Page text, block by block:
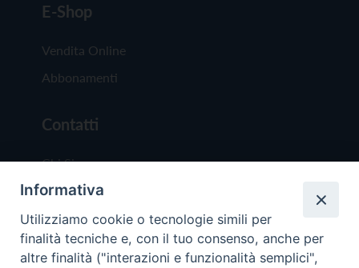
E-Shop
Vendita Online
Abbonamenti
Contatti
Chi Siamo
Redazione
Scrivici
Informativa
Utilizziamo cookie o tecnologie simili per
finalità tecniche e, con il tuo consenso, anche per
altre finalità ("interazioni e funzionalità semplici",